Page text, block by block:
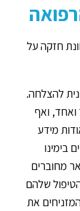
חזקה על
להצלחה.
ואחד, ואף
מידע
בימינו
מחוברים
שלהם
את